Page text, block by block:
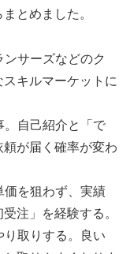
とめました。
ンサーズなどのク
キルマーケットに
。自己紹介と「で
が届く確率が変わ
価を狙わず、実績
注」を経験する。
り取りする。良い